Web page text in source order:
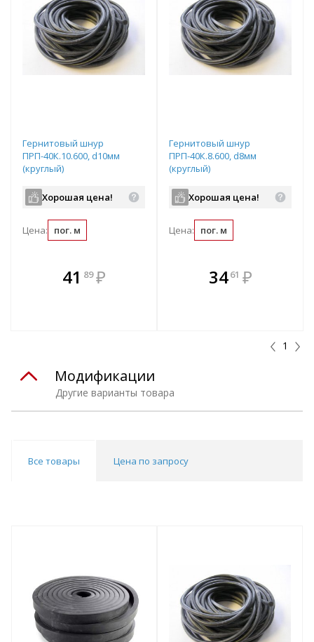
Гернитовый шнур
ПРП-40К.10.600, d10мм
(круглый)
Хорошая цена!
Цена: пог. м
41 89 ₽
В комплекте
всегда выгоднее!
Гернитовый шнур
ПРП-40К.8.600, d8мм
(круглый)
Хорошая цена!
Цена: пог. м
В комплекте
всегда выгоднее!
3461 ₽
1
Другие варианты товара
Модификации
Все товары Цена по запросу